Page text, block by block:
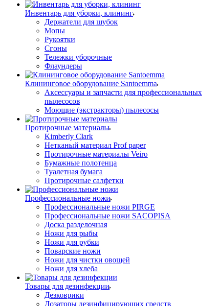
Инвентарь для уборки, клининг
Держатели для шубок
Мопы
Рукоятки
Сгоны
Тележки уборочные
Флаундеры
Клининговое оборудование Santoemma
Аксессуары и запчасти для профессиональных
пылесосов
Моющие (экстракторы) пылесосы
Протирочные материалы
Kimberly Clark
Нетканый материал Prof paper
Протирочные материалы Veiro
Бумажные полотенца
Туалетная бумага
Протирочные салфетки
Профессиональные ножи
Профессиональные ножи PIRGE
Профессиональные ножи SACOPISA
Доска разделочная
Ножи для рыбы
Ножи для рубки
Поварские ножи
Ножи для чистки овощей
Ножи для хлеба
Товары для дезинфекции
Дезковрики
Дозаторы дезинфицирующих средств